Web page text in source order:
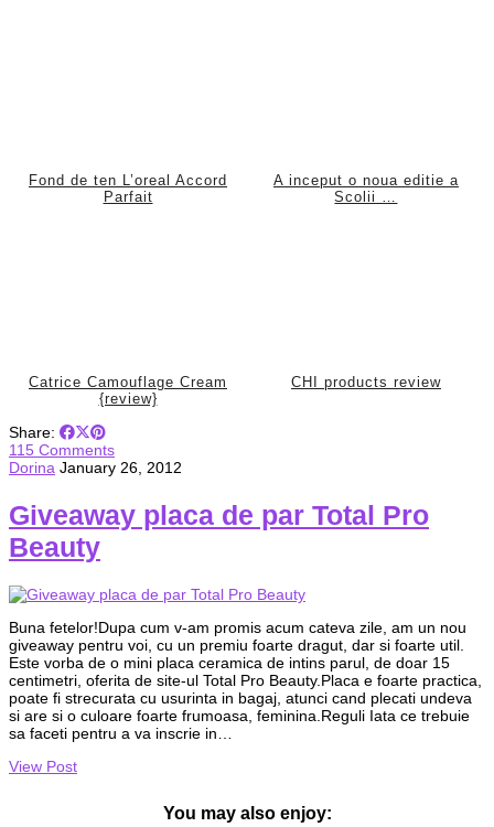
Fond de ten L’oreal Accord
Parfait
A inceput o noua editie a
Scolii …
Catrice Camouflage Cream
{review}
CHI products review
Share:
115 Comments
Dorina January 26, 2012
Giveaway placa de par Total Pro
Beauty
Buna fetelor!Dupa cum v-am promis acum cateva zile, am un nou
giveaway pentru voi, cu un premiu foarte dragut, dar si foarte util.
Este vorba de o mini placa ceramica de intins parul, de doar 15
centimetri, oferita de site-ul Total Pro Beauty.Placa e foarte practica,
poate fi strecurata cu usurinta in bagaj, atunci cand plecati undeva
si are si o culoare foarte frumoasa, feminina.Reguli Iata ce trebuie
sa faceti pentru a va inscrie in…
View Post
You may also enjoy: